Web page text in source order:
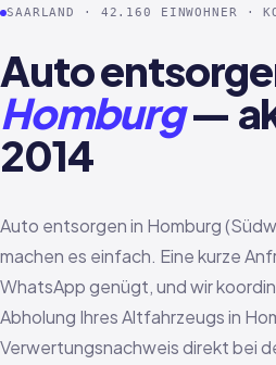
SAARLAND · 42.160 EINWOHNER ·
Auto
Homburg—
2014
Auto entsorgen in Homburg
machen es einfach. Eine kurze
WhatsApp genügt, und wir
Abholung Ihres Altfahrzeugs in
Verwertungsnachweis direkt bei